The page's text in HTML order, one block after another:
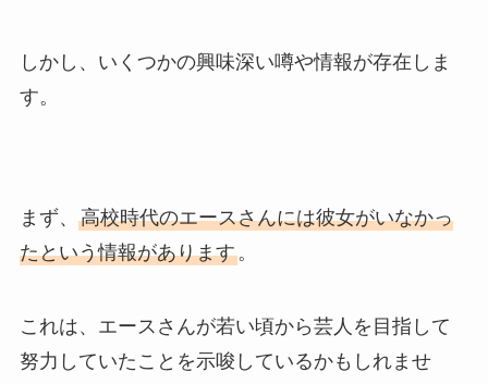
しかし、いくつかの興味深い噂や情報が存在しま
す。
まず、 高校時代のエースさんには彼女がいなかっ
たという情報があります。
これは、エースさんが若い頃から芸人を目指して
努力していたことを示唆しているかもしれませ